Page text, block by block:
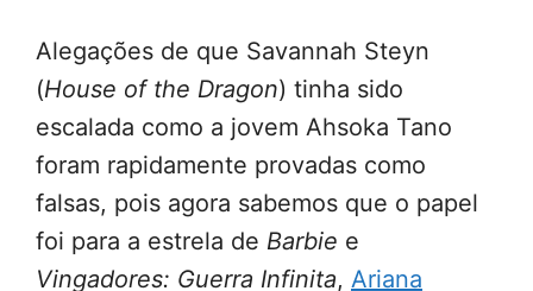
Alegações de que Savannah Steyn
(House of the Dragon) tinha sido
escalada como a jovem Ahsoka Tano
foram rapidamente provadas como
falsas, pois agora sabemos que o papel
foi para a estrela de Barbie e
Vingadores: Guerra Infinita, Ariana